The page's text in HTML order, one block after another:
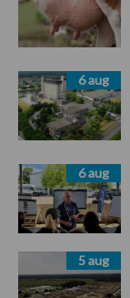
6 aug
6 aug
5 aug